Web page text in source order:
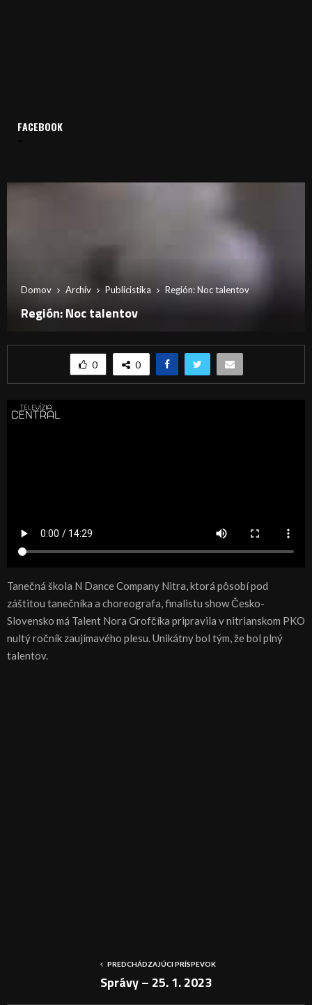
Domov Archív Publicistika Región: Noc talentov
Región: Noc talentov
0 0
Tanečná škola N Dance Company Nitra, ktorá pôsobí pod
záštitou tanečníka a choreografa, finalistu show Česko-
Slovensko má Talent Nora Grofčíka pripravila v nitrianskom PKO
nultý ročník zaujímavého plesu. Unikátny bol tým, že bol plný
talentov.
PREDCHÁDZAJÚCI PRÍSPEVOK
Správy – 25. 1. 2023
FACEBOOK